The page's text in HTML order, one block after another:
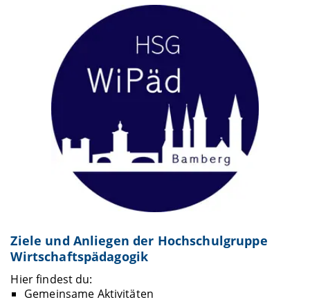
Ziele und Anliegen der Hochschulgruppe
Wirtschaftspädagogik
Hier findest du:
Gemeinsame Aktivitäten